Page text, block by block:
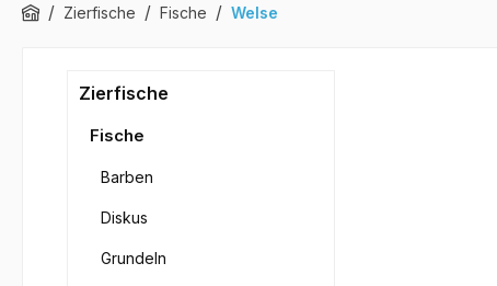
/ Zierfische / Fische / Welse
Zierfische
Fische
Barben
Diskus
Grundeln